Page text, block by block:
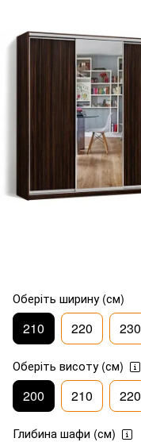
Оберіть ширину (см)
210 220 230
Оберіть висоту (см)
200 210 220
Глибина шафи (см)